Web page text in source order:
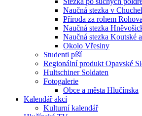
Naučná stezka v
Příroda za rohem Rohova
Naučná stezka
Naučná stezka Koutské
Okolo Vřesiny
Studenti píší
Regionální produkt Opavské
Hultschiner Soldaten
Fotogalerie
Obce a města Hlučínska
Kalendář akcí
Kulturní kalendář